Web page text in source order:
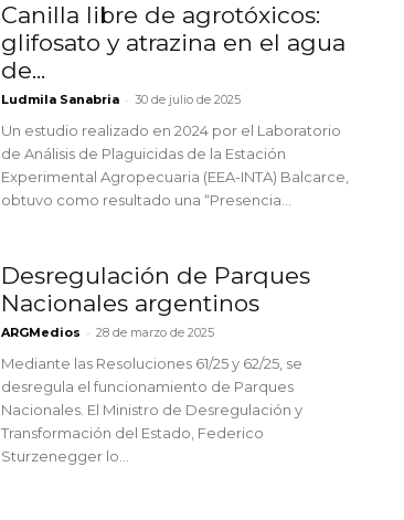
Canilla libre de agrotóxicos:
glifosato y atrazina en el agua
de...
Ludmila Sanabria - 30 de julio de 2025
Un estudio realizado en 2024 por el Laboratorio
de Análisis de Plaguicidas de la Estación
Experimental Agropecuaria (EEA-INTA) Balcarce,
obtuvo como resultado una “Presencia...
Desregulación de Parques
Nacionales argentinos
ARGMedios - 28 de marzo de 2025
Mediante las Resoluciones 61/25 y 62/25, se
desregula el funcionamiento de Parques
Nacionales. El Ministro de Desregulación y
Transformación del Estado, Federico
Sturzenegger lo...